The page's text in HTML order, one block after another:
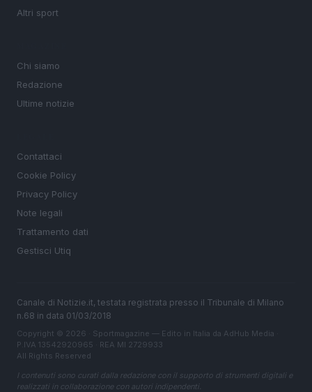
Altri sport
Chi siamo
Redazione
Ultime notizie
Contattaci
Cookie Policy
Privacy Policy
Note legali
Trattamento dati
Gestisci Utiq
Canale di Notizie.it, testata registrata presso il Tribunale di Milano
n.68 in data 01/03/2018
Copyright © 2026 · Sportmagazine — Edito in Italia da AdHub Media
P.IVA 13542920965 · REA MI 2729933
All Rights Reserved
I contenuti sono curati dalla redazione con il supporto di strumenti digitali e
realizzati in collaborazione con autori indipendenti.